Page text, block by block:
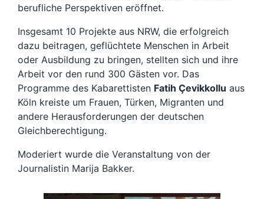
berufliche Perspektiven eröffnet.
Insgesamt 10 Projekte aus NRW, die erfolgreich
dazu beitragen, geflüchtete Menschen in Arbeit
oder Ausbildung zu bringen, stellten sich und ihre
Arbeit vor den rund 300 Gästen vor. Das
Programme des Kabarettisten Fatih Çevikkollu aus
Köln kreiste um Frauen, Türken, Migranten und
andere Herausforderungen der deutschen
Gleichberechtigung.
Moderiert wurde die Veranstaltung von der
Journalistin Marija Bakker.